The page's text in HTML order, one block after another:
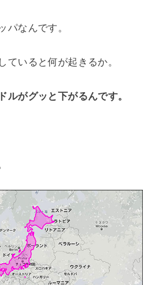
パなんです。
ていると何が起きるか。
ルがグッと下がるんです。